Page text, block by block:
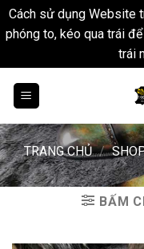
Cách sử dụng Website
phóng to, kéo qua trái
trái
TRANG CHỦ /
BẤM